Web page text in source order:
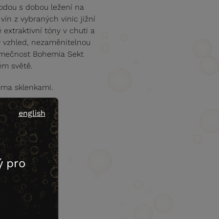
s dobou ležení na
z vybraných vinic jižní
extraktivní tóny v chuti a
nezaměnitelnou
Bohemia Sekt
světě.
sklenkami.
Kyseliny (g/l)
english
pro